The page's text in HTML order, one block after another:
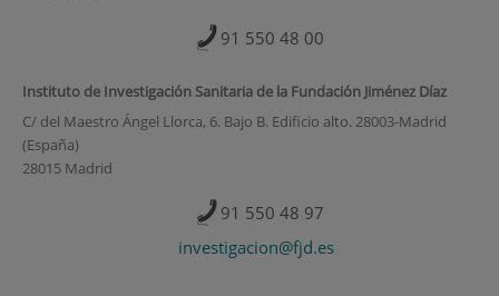
91 550 48 00
Instituto de Investigación Sanitaria de la Fundación Jiménez Díaz
C/ del Maestro Ángel Llorca, 6. Bajo B. Edificio alto. 28003-Madrid
(España)
28015 Madrid
91 550 48 97
investigacion@fjd.es